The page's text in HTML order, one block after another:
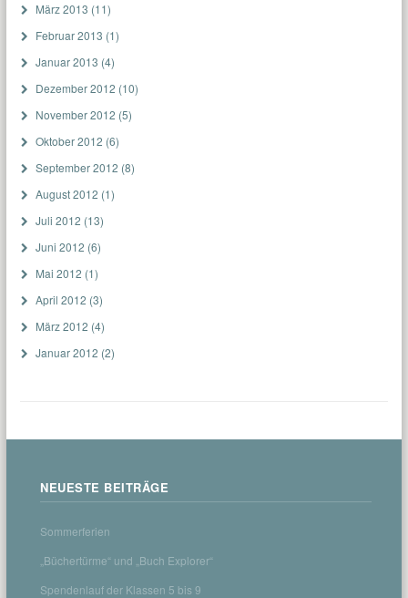
März 2013 (11)
Februar 2013 (1)
Januar 2013 (4)
Dezember 2012 (10)
November 2012 (5)
Oktober 2012 (6)
September 2012 (8)
August 2012 (1)
Juli 2012 (13)
Juni 2012 (6)
Mai 2012 (1)
April 2012 (3)
März 2012 (4)
Januar 2012 (2)
NEUESTE BEITRÄGE
Sommerferien
„Büchertürme“ und „Buch Explorer“
Spendenlauf der Klassen 5 bis 9